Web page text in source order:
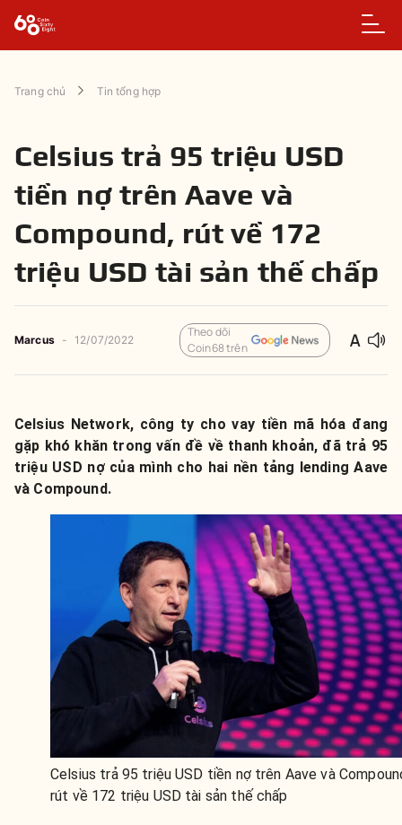
Trang chủ Tin tổng hợp
Celsius trả 95 triệu USD
tiền nợ trên Aave và
Compound, rút về 172
triệu USD tài sản thế chấp
Marcus - 12/07/2022
Theo dõi
Coin68 trên
Celsius Network, công ty cho vay tiền mã hóa đang
gặp khó khăn trong vấn đề về thanh khoản, đã trả 95
triệu USD nợ của mình cho hai nền tảng lending Aave
và Compound.
Celsius trả 95 triệu USD tiền nợ trên Aave và
rút về 172 triệu USD tài sản thế chấp